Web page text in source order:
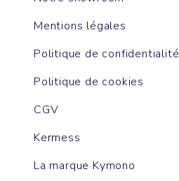
Mentions légales
Politique de confidentialité
Politique de cookies
CGV
Kermess
La marque Kymono